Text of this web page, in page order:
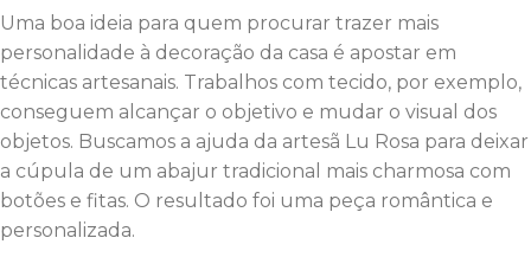
Uma boa ideia para quem procurar trazer mais
personalidade à decoração da casa é apostar em
técnicas artesanais. Trabalhos com tecido, por exemplo,
conseguem alcançar o objetivo e mudar o visual dos
objetos. Buscamos a ajuda da artesã Lu Rosa para deixar
a cúpula de um abajur tradicional mais charmosa com
botões e fitas. O resultado foi uma peça romântica e
personalizada.